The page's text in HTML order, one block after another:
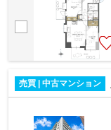
売買 | 中古マンション